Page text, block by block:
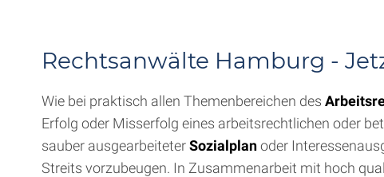
Rechtsanwälte Hamburg -
Wie bei praktisch allen Themenbereichen des
Erfolg oder Misserfolg eines arbeitsrechtlichen oder
sauber ausgearbeiteterSozialplanoder
Streits vorzubeugen. In Zusammenarbeit mit hoch